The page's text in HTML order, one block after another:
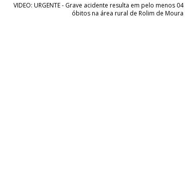
VIDEO: URGENTE - Grave acidente resulta em pelo menos 04
óbitos na área rural de Rolim de Moura